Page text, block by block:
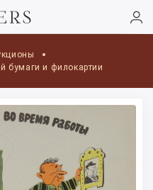
бумаги и филокартии